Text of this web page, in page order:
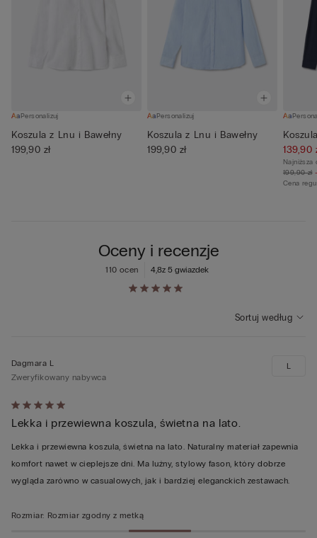
Personalizuj
Koszula z Lnu i Bawełny
199,90 zł
Personalizuj
Koszula z Lnu i Bawełny
199,90 zł
139,90
199,90 zł
Cena
Oceny i recenzje
4,8z 5 gwiazdek
110 ocen
Sortuj według
Ocena
5
z
5
Dagmara L
Zweryfikowany nabywca
Lekka i przewiewna koszula, świetna na lato.
Lekka i przewiewna koszula, świetna na lato. Naturalny materiał zapewnia
komfort nawet w cieplejsze dni. Ma luźny, stylowy fason, który dobrze
wygląda zarówno w casualowych, jak i bardziej eleganckich zestawach.
L
Rozmiar: Rozmiar zgodny z metką